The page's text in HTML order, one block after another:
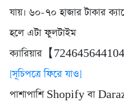
যায়। ৬০-৭০ হাজার টাকার
হলে এটা ফুলটাইম
ক্যারিয়ার【
[সূচিপত্রে ফিরে যাও]
পাশাপাশি Shopify বা